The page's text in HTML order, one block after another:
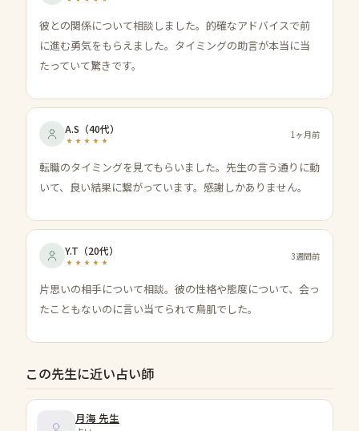
彼との関係について相談しました。的確なアドバイスで前
に進む勇気をもらえました。タイミングの助言が本当に当
たっていて驚きです。
A.S （40代） 1ヶ月前
転職のタイミングを見てもらいました。先生の言う通りに動
いて、良い結果に繋がっています。感謝しかありません。
Y.T （20代） 3週間前
片思いの相手について相談。彼の性格や態度について、会っ
たこともないのに言い当てられて鳥肌でした。
この先生に近い占い師
月海 先生